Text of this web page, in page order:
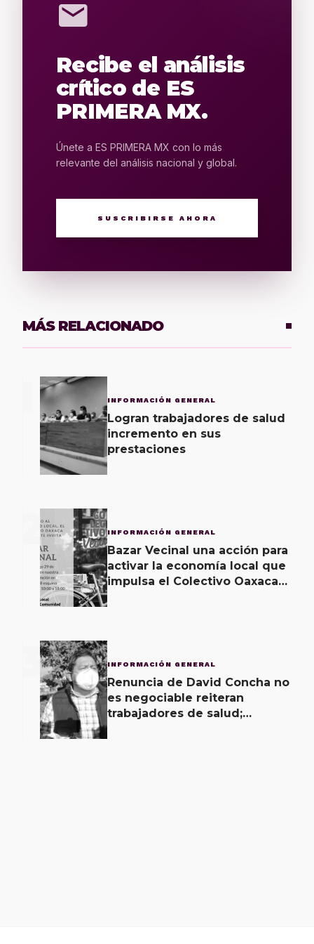
mail
Recibe el análisis
crítico de ES
PRIMERA MX.
Únete a ES PRIMERA MX con lo más
relevante del análisis nacional y global.
SUSCRIBIRSE AHORA
MÁS RELACIONADO
INFORMACIÓN GENERAL
Logran trabajadores de salud
incremento en sus
prestaciones
2 INFORMACIÓN GENERAL
Bazar Vecinal una acción para
activar la economía local que
impulsa el Colectivo Oaxaca
3 INFORMACIÓN GENERAL
Renuncia de David Concha no
es negociable reiteran
trabajadores de salud;